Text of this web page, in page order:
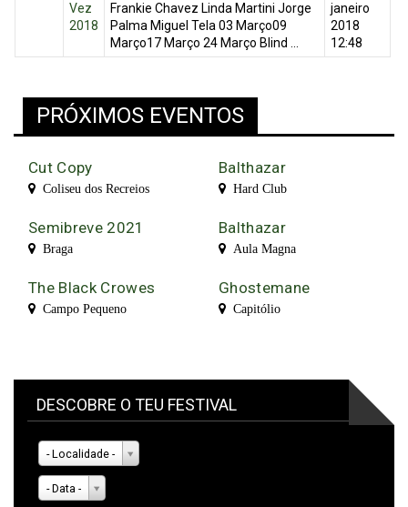
Vez
2018
Frankie Chavez Linda Martini Jorge
Palma Miguel Tela 03 Março09
Março17 Março 24 Março Blind ...
janeiro
2018
12:48
PRÓXIMOS EVENTOS
Cut Copy
Coliseu dos Recreios
Balthazar
Hard Club
Semibreve 2021
Braga
Balthazar
Aula Magna
The Black Crowes
Campo Pequeno
Ghostemane
Capitólio
DESCOBRE O TEU FESTIVAL
- Localidade -
- Data -